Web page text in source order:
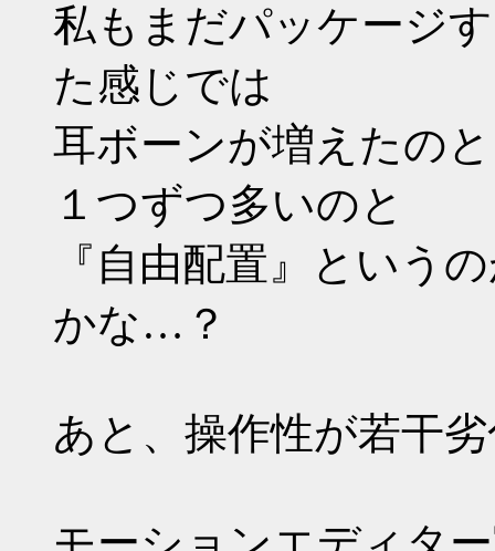
私もまだパッケージ
た感じでは
耳ボーンが増えたの
１つずつ多いのと
『自由配置』という
かな…？
あと、操作性が若干